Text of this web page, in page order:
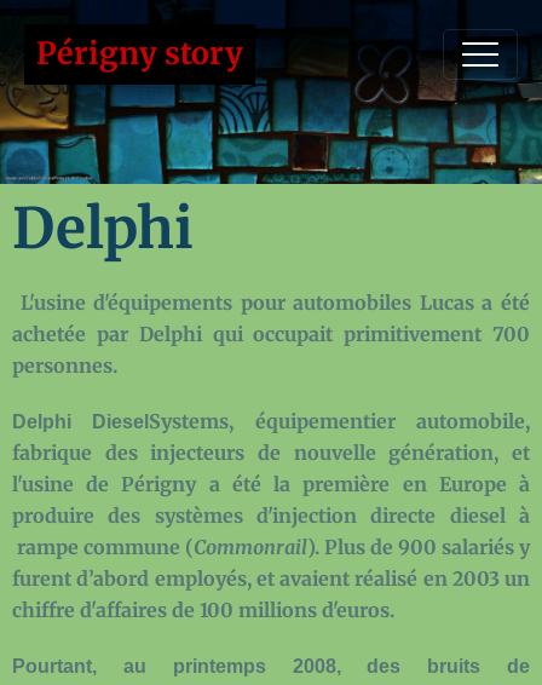
Périgny story
Delphi
L'usine d'équipements pour automobiles Lucas a été
achetée par Delphi qui occupait primitivement 700
personnes.
Delphi Diesel Systems, équipementier automobile,
fabrique des injecteurs de nouvelle génération, et
l'usine de Périgny a été la première en Europe à
produire des systèmes d'injection directe diesel à
rampe commune (Commonrail). Plus de 900 salariés y
furent d’abord employés, et avaient réalisé en 2003 un
chiffre d'affaires de 100 millions d'euros.
Pourtant, au printemps 2008, des bruits de